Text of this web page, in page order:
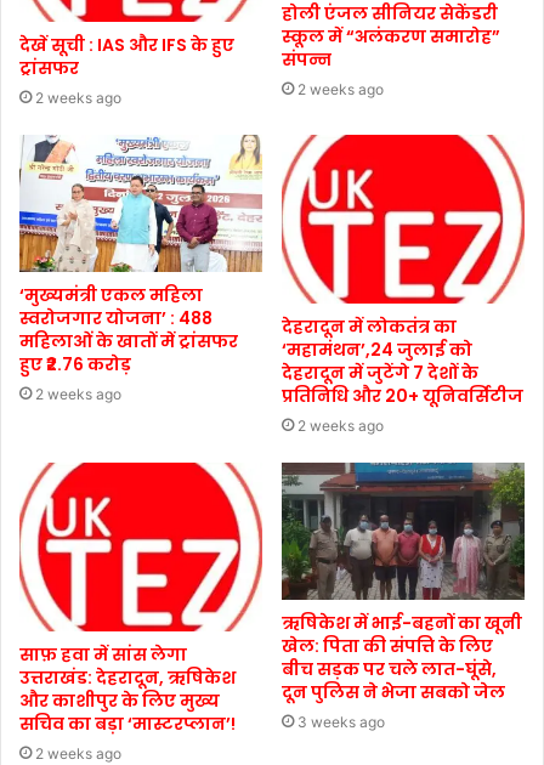
देखें सूची : IAS और IFS के हुए
ट्रांसफर
2 weeks ago
होली एंजल सीनियर सेकेंडरी
स्कूल में “अलंकरण समारोह”
संपन्न
2 weeks ago
‘मुख्यमंत्री एकल महिला
स्वरोजगार योजना’ : 488
महिलाओं के खातों में ट्रांसफर
हुए ₹2.76 करोड़
2 weeks ago
देहरादून में लोकतंत्र का
‘महामंथन’,24 जुलाई को
देहरादून में जुटेंगे 7 देशों के
प्रतिनिधि और 20+ यूनिवर्सिटीज
2 weeks ago
साफ़ हवा में सांस लेगा
उत्तराखंड: देहरादून, ऋषिकेश
और काशीपुर के लिए मुख्य
सचिव का बड़ा ‘मास्टरप्लान’!
2 weeks ago
ऋषिकेश में भाई-बहनों का खूनी
खेल: पिता की संपत्ति के लिए
बीच सड़क पर चले लात-घूंसे,
दून पुलिस ने भेजा सबको जेल
3 weeks ago